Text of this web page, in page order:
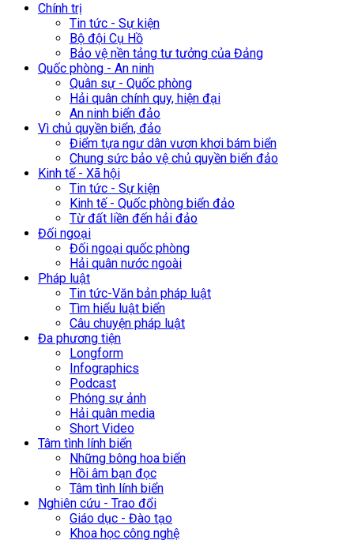
Chính trị
Tin tức - Sự kiện
Bộ đội Cụ Hồ
Bảo vệ nền tảng tư tưởng của Đảng
Quốc phòng - An ninh
Quân sự - Quốc phòng
Hải quân chính quy, hiện đại
An ninh biển đảo
Vì chủ quyền biển, đảo
Điểm tựa ngư dân vươn khơi bám biển
Chung sức bảo vệ chủ quyền biển đảo
Kinh tế - Xã hội
Tin tức - Sự kiện
Kinh tế - Quốc phòng biển đảo
Từ đất liền đến hải đảo
Đối ngoại
Đối ngoại quốc phòng
Hải quân nước ngoài
Pháp luật
Tin tức-Văn bản pháp luật
Tìm hiểu luật biển
Câu chuyện pháp luật
Đa phương tiện
Longform
Infographics
Podcast
Phóng sự ảnh
Hải quân media
Short Video
Tâm tình lính biển
Những bông hoa biển
Hồi âm bạn đọc
Tâm tình lính biển
Nghiên cứu - Trao đổi
Giáo dục - Đào tạo
Khoa học công nghệ